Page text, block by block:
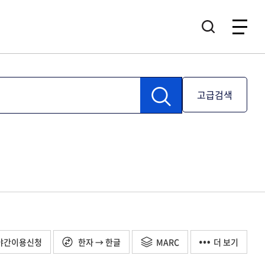
고급검색
간이용신청 한자 → 한글 MARC 더 보기